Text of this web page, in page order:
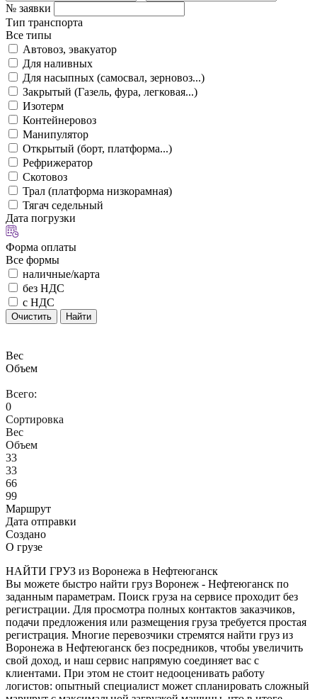
№ заявки
Тип транспорта
Все типы
Автовоз, эвакуатор
Для наливных
Для насыпных (самосвал, зерновоз...)
Закрытый (Газель, фура, легковая...)
Изотерм
Контейнеровоз
Манипулятор
Открытый (борт, платформа...)
Рефрижератор
Скотовоз
Трал (платформа низкорамная)
Тягач седельный
Дата погрузки
Форма оплаты
Все формы
наличные/карта
без НДС
с НДС
Очистить Найти
Вес
Объем
Всего:
0
Сортировка
Вес
Объем
33
33
66
99
Маршрут
Дата отправки
Создано
О грузе
НАЙТИ ГРУЗ из Воронежа в Нефтеюганск
Вы можете быстро найти груз Воронеж - Нефтеюганск по
заданным параметрам. Поиск груза на сервисе проходит без
регистрации. Для просмотра полных контактов заказчиков,
подачи предложения или размещения груза требуется простая
регистрация. Многие перевозчики стремятся найти груз из
Воронежа в Нефтеюганск без посредников, чтобы увеличить
свой доход, и наш сервис напрямую соединяет вас с
клиентами. При этом не стоит недооценивать работу
логистов: опытный специалист может спланировать сложный